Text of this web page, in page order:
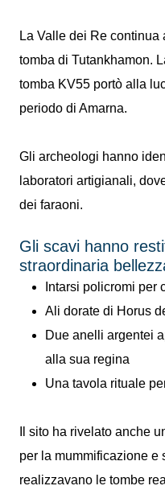
La Valle dei Re
tomba di Tutankhamon.
tomba KV55 portò alla
periodo di Amarna.
Gli archeologi hanno
laboratori artigianali,
dei faraoni.
Gli scavi hanno
straordinaria
Intarsi policromi per
Ali dorate di Horus
Due anelli argentei
alla sua regina
Una tavola rituale
Il sito ha rivelato anche
per la mummificazione e
realizzavano le tombe